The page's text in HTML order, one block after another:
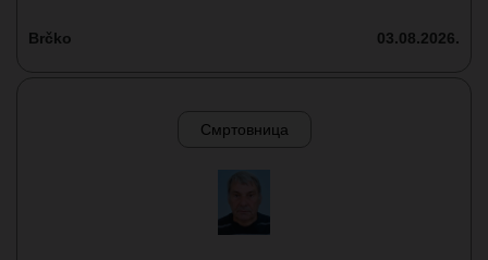
Brčko 03.08.2026.
Смртовница